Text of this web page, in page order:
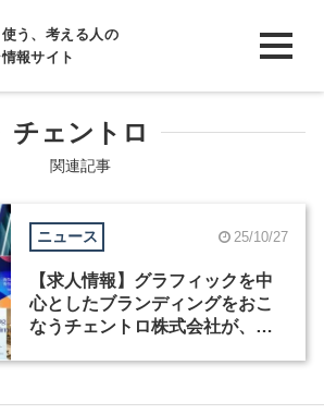
う、考える人の
報サイト
チェントロ
関連記事
ニュース 25/10/27
【求人情報】グラフィックを中
心としたブランディングをおこ
なうチェントロ株式会社が、デ